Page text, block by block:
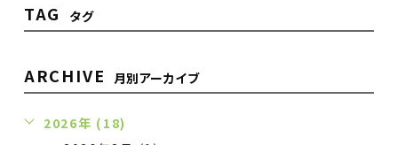
TAG タグ
ARCHIVE 月別アーカイブ
2026年 (18)